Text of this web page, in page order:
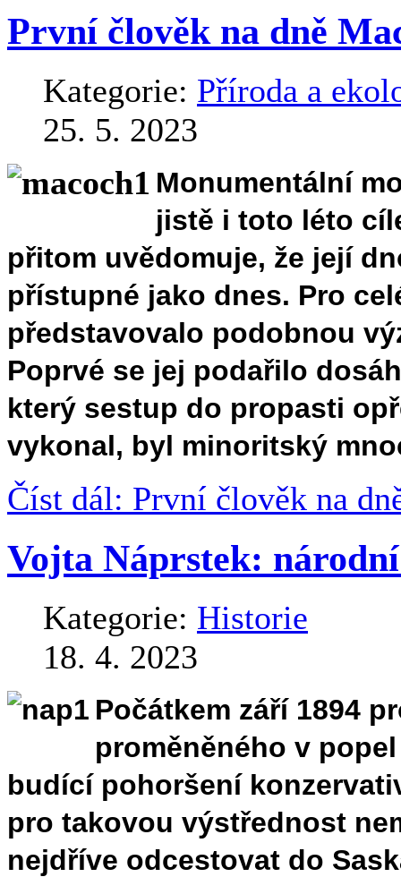
První člověk na dně
Kategorie: Příroda a
25. 5. 2023
Monumentální
jistě i toto léto
přitom uvědomuje, že její
přístupné jako dnes. Pro
představovalo podobnou
Poprvé se jej podařilo
který sestup do propasti
vykonal, byl minoritský
Číst dál: První člověk na
Vojta Náprstek:
Kategorie: Historie
18. 4. 2023
Počátkem září 1894
proměněného v
budící pohoršení
pro takovou výstřednost
nejdříve odcestovat do